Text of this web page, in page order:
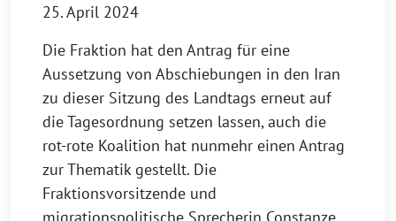
25. April 2024
Die Fraktion hat den Antrag für eine
Aussetzung von Abschiebungen in den Iran
zu dieser Sitzung des Landtags erneut auf
die Tagesordnung setzen lassen, auch die
rot-rote Koalition hat nunmehr einen Antrag
zur Thematik gestellt. Die
Fraktionsvorsitzende und